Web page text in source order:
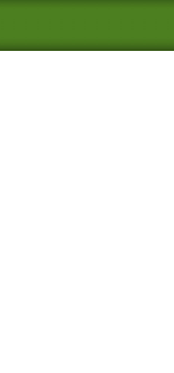
配信を登録す